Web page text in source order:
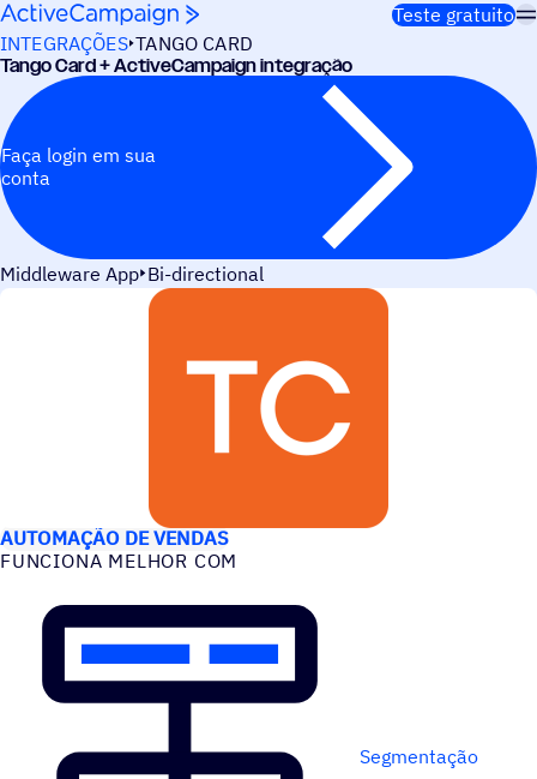
Pular para o conteúdo
Teste gratuito
INTEGRAÇÕES TANGO CARD
Tango Card + ActiveCampaign integração
Faça login em sua
conta
Middleware App Bi-directional
AUTOMAÇÃO DE VENDAS
FUNCIONA MELHOR COM
Segmentação